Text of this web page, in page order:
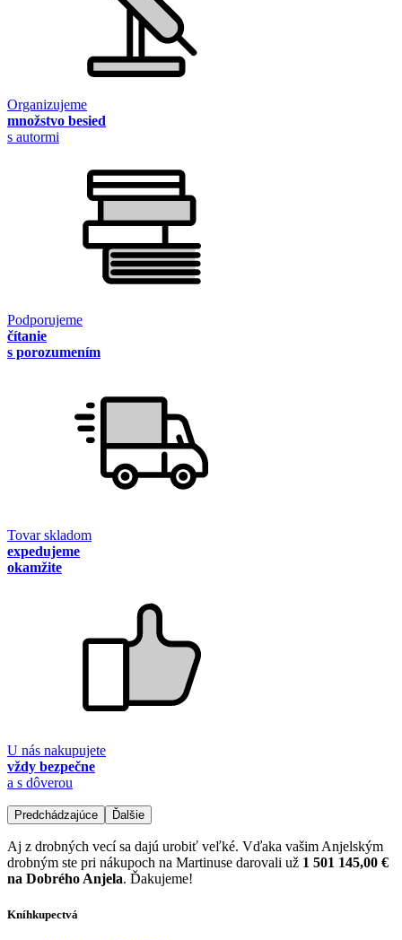
Organizujeme
množstvo besied
s autormi
Podporujeme
čítanie
s porozumením
Tovar skladom
expedujeme
okamžite
U nás nakupujete
vždy bezpečne
a s dôverou
Predchádzajúce Ďalšie
Aj z drobných vecí sa dajú urobiť veľké. Vďaka vašim Anjelským
drobným ste pri nákupoch na Martinuse darovali už 1 501 145,00 €
na Dobrého Anjela. Ďakujeme!
Kníhkupectvá